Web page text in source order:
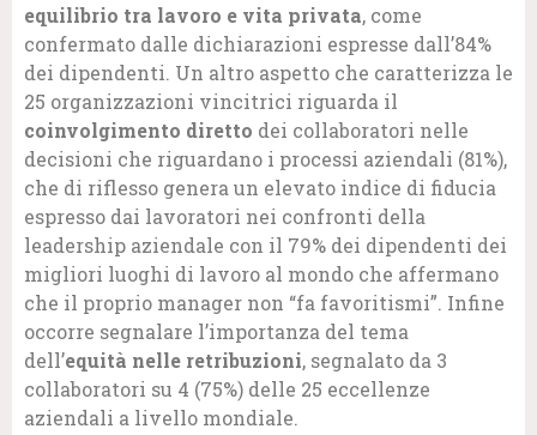
equilibrio tra lavoro e vita privata, come
confermato dalle dichiarazioni espresse dall’84%
dei dipendenti. Un altro aspetto che caratterizza le
25 organizzazioni vincitrici riguarda il
coinvolgimento diretto dei collaboratori nelle
decisioni che riguardano i processi aziendali (81%),
che di riflesso genera un elevato indice di fiducia
espresso dai lavoratori nei confronti della
leadership aziendale con il 79% dei dipendenti dei
migliori luoghi di lavoro al mondo che affermano
che il proprio manager non “fa favoritismi”. Infine
occorre segnalare l’importanza del tema
dell’equità nelle retribuzioni, segnalato da 3
collaboratori su 4 (75%) delle 25 eccellenze
aziendali a livello mondiale.